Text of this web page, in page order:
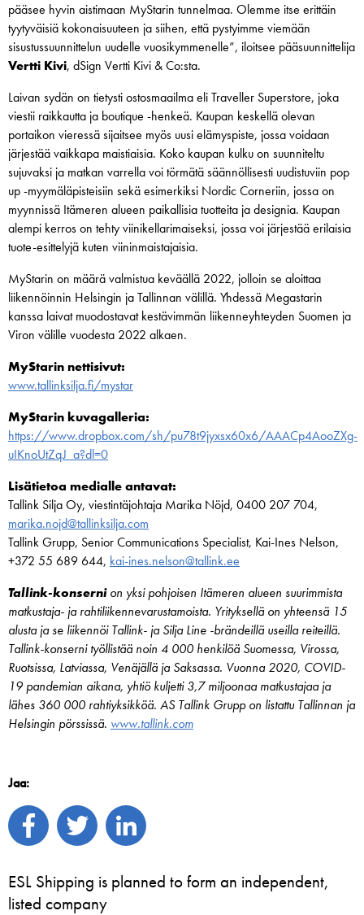
pääsee hyvin aistimaan MyStarin tunnelmaa. Olemme itse erittäin
tyytyväisiä kokonaisuuteen ja siihen, että pystyimme viemään
sisustussuunnittelun uudelle vuosikymmenelle”, iloitsee pääsuunnittelija
Vertti Kivi, dSign Vertti Kivi & Co:sta.
Laivan sydän on tietysti ostosmaailma eli Traveller Superstore, joka
viestii raikkautta ja boutique -henkeä. Kaupan keskellä olevan
portaikon vieressä sijaitsee myös uusi elämyspiste, jossa voidaan
järjestää vaikkapa maistiaisia. Koko kaupan kulku on suunniteltu
sujuvaksi ja matkan varrella voi törmätä säännöllisesti uudistuviin pop
up -myymäläpisteisiin sekä esimerkiksi Nordic Corneriin, jossa on
myynnissä Itämeren alueen paikallisia tuotteita ja designia. Kaupan
alempi kerros on tehty viinikellarimaiseksi, jossa voi järjestää erilaisia
tuote-esittelyjä kuten viininmaistajaisia.
MyStarin on määrä valmistua keväällä 2022, jolloin se aloittaa
liikennöinnin Helsingin ja Tallinnan välillä. Yhdessä Megastarin
kanssa laivat muodostavat kestävimmän liikenneyhteyden Suomen ja
Viron välille vuodesta 2022 alkaen.
MyStarin nettisivut:
www.tallinksilja.fi/mystar
MyStarin kuvagalleria:
https://www.dropbox.com/sh/pu78t9jyxsx60x6/AAACp4AooZXg-
uIKnoUtZqJ_a?dl=0
Lisätietoa medialle antavat:
Tallink Silja Oy, viestintäjohtaja Marika Nöjd, 0400 207 704,
marika.nojd@tallinksilja.com
Tallink Grupp, Senior Communications Specialist, Kai-Ines Nelson,
+372 55 689 644, kai-ines.nelson@tallink.ee
Tallink-konsernion yksi pohjoisen Itämeren alueen suurimmista
matkustaja- ja rahtiliikennevarustamoista. Yrityksellä on yhteensä 15
alusta ja se liikennöi Tallink- ja Silja Line -brändeillä useilla reiteillä.
Tallink-konserni työllistää noin 4 000 henkilöä Suomessa, Virossa,
Ruotsissa, Latviassa, Venäjällä ja Saksassa. Vuonna 2020, COVID-
19 pandemian aikana, yhtiö kuljetti 3,7 miljoonaa matkustajaa ja
lähes 360 000 rahtiyksikköä. AS Tallink Grupp on listattu Tallinnan ja
Helsingin pörssissä. www.tallink.com
Jaa:
ESL Shipping is planned to form an independent,
listed company